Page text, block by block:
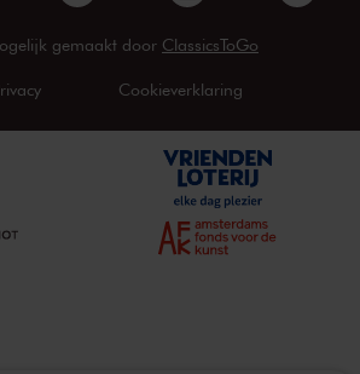
gemaakt door ClassicsToGo
Cookieverklaring